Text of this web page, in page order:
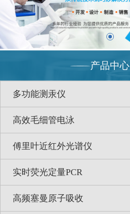
产品中心
多功能测汞仪
高效毛细管电泳
傅里叶近红外光谱仪
实时荧光定量PCR
高频塞曼原子吸收